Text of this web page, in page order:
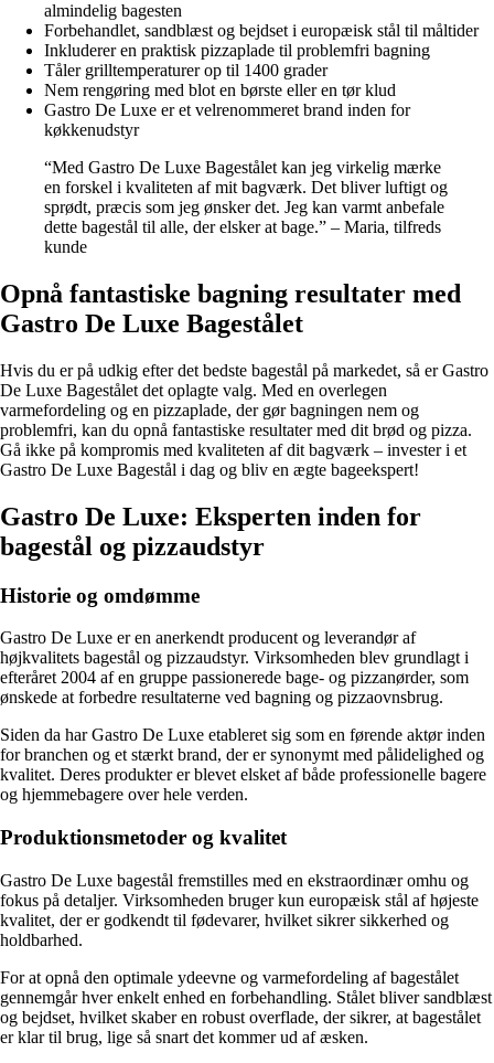
almindelig bagesten
Forbehandlet, sandblæst og bejdset i europæisk stål til måltider
Inkluderer en praktisk pizzaplade til problemfri bagning
Tåler grilltemperaturer op til 1400 grader
Nem rengøring med blot en børste eller en tør klud
Gastro De Luxe er et velrenommeret brand inden for
køkkenudstyr
“Med Gastro De Luxe Bagestålet kan jeg virkelig mærke
en forskel i kvaliteten af mit bagværk. Det bliver luftigt og
sprødt, præcis som jeg ønsker det. Jeg kan varmt anbefale
dette bagestål til alle, der elsker at bage.” – Maria, tilfreds
kunde
Opnå fantastiske bagning resultater med
Gastro De Luxe Bagestålet
Hvis du er på udkig efter det bedste bagestål på markedet, så er Gastro
De Luxe Bagestålet det oplagte valg. Med en overlegen
varmefordeling og en pizzaplade, der gør bagningen nem og
problemfri, kan du opnå fantastiske resultater med dit brød og pizza.
Gå ikke på kompromis med kvaliteten af dit bagværk – invester i et
Gastro De Luxe Bagestål i dag og bliv en ægte bageekspert!
Gastro De Luxe: Eksperten inden for
bagestål og pizzaudstyr
Historie og omdømme
Gastro De Luxe er en anerkendt producent og leverandør af
højkvalitets bagestål og pizzaudstyr. Virksomheden blev grundlagt i
efteråret 2004 af en gruppe passionerede bage- og pizzanørder, som
ønskede at forbedre resultaterne ved bagning og pizzaovnsbrug.
Siden da har Gastro De Luxe etableret sig som en førende aktør inden
for branchen og et stærkt brand, der er synonymt med pålidelighed og
kvalitet. Deres produkter er blevet elsket af både professionelle bagere
og hjemmebagere over hele verden.
Produktionsmetoder og kvalitet
Gastro De Luxe bagestål fremstilles med en ekstraordinær omhu og
fokus på detaljer. Virksomheden bruger kun europæisk stål af højeste
kvalitet, der er godkendt til fødevarer, hvilket sikrer sikkerhed og
holdbarhed.
For at opnå den optimale ydeevne og varmefordeling af bagestålet
gennemgår hver enkelt enhed en forbehandling. Stålet bliver sandblæst
og bejdset, hvilket skaber en robust overflade, der sikrer, at bagestålet
er klar til brug, lige så snart det kommer ud af æsken.